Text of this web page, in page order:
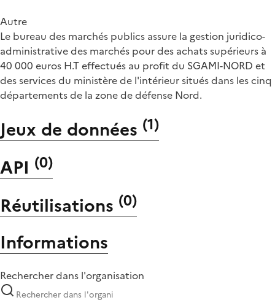
Autre
Le bureau des marchés publics assure la gestion juridico-
administrative des marchés pour des achats supérieurs à
40 000 euros H.T effectués au profit du SGAMI-NORD et
des services du ministère de l'intérieur situés dans les cinq
départements de la zone de défense Nord.
Jeux de données (1)
API (0)
Réutilisations (0)
Informations
Rechercher dans l'organisation